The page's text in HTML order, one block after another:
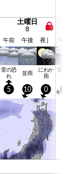
土曜日
8
午前 午後 夜］ 午
雷の恐
れ 並雨 にわか
雨
雷
5 10 0